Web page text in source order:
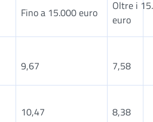
Fino a 15.000 euro
Oltre i
euro
9,67 7,58
10,47 8,38